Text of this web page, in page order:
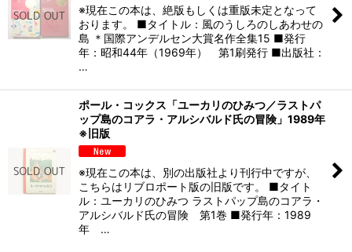
※現在この本は、絶版もしくは重版未定となって
おります。 ■タイトル：風のうしろのしあわせの
島 ＊国際アンデルセン大賞名作全集15 ■発行
年：昭和44年（1969年） 第1刷発行 ■出版社：
…
ポール・コックス「ユーカリのひみつ／ラストパ
ップ島のコアラ・アルシバルド氏の冒険」1989年
※旧版
※現在この本は、別の出版社より刊行中ですが、
こちらはリブロポート版の旧版です。 ■タイト
ル：ユーカリのひみつ ラストパップ島のコアラ・
アルシバルド氏の冒険 第1巻 ■発行年：1989
年 …